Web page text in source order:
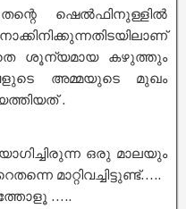
ഷെൽഫിനുള്ളിൽ
ശൂന്യമായ കഴുത്തും
അമ്മയുടെ മുഖം
.
ഒരു മാലയും
മാറ്റിവച്ചിട്ടുണ്ട്…..
…..